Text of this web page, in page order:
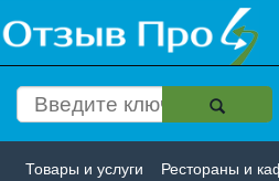
Товары и услуги Рестораны и